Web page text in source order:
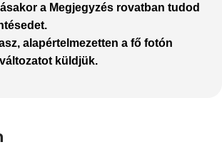
a Megjegyzés rovatban tudod
alapértelmezetten a fő fotón
változatot küldjük.